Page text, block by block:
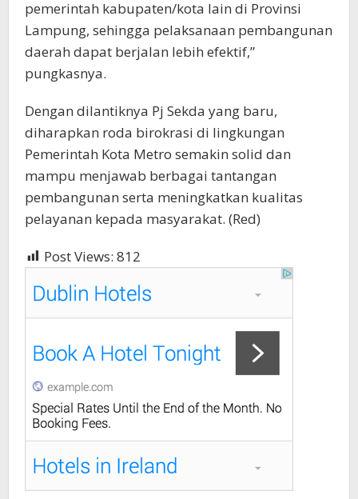
pemerintah kabupaten/kota lain di Provinsi
Lampung, sehingga pelaksanaan pembangunan
daerah dapat berjalan lebih efektif,”
pungkasnya.
Dengan dilantiknya Pj Sekda yang baru,
diharapkan roda birokrasi di lingkungan
Pemerintah Kota Metro semakin solid dan
mampu menjawab berbagai tantangan
pembangunan serta meningkatkan kualitas
pelayanan kepada masyarakat. (Red)
Post Views: 812